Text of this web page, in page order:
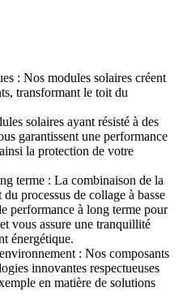
: Nos modules solaires créent
transformant le toit du
solaires ayant résisté à des
garantissent une performance
la protection de votre
terme : La combinaison de la
processus de collage à basse
performance à long terme pour
vous assure une tranquillité
énergétique.
: Nos composants
innovantes respectueuses
en matière de solutions